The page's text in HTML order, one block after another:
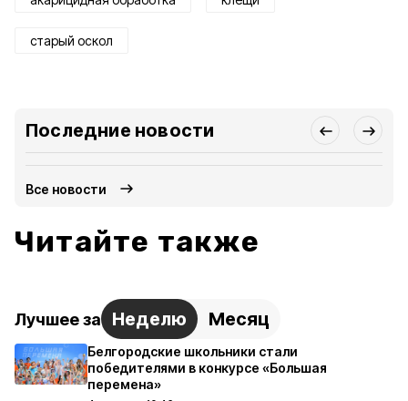
старый оскол
Последние новости
Все новости
Читайте также
Лучшее за Неделю Месяц
Белгородские школьники стали
победителями в конкурсе «Большая
перемена»